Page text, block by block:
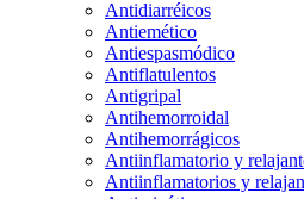
Antidiarréicos
Antiemético
Antiespasmódico
Antiflatulentos
Antigripal
Antihemorroidal
Antihemorrágicos
Antiinflamatorio y
Antiinflamatorios y